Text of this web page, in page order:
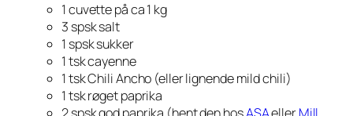
1 cuvette på ca 1 kg
3 spsk salt
1 spsk sukker
1 tsk cayenne
1 tsk Chili Ancho (eller lignende mild chili)
1 tsk røget paprika